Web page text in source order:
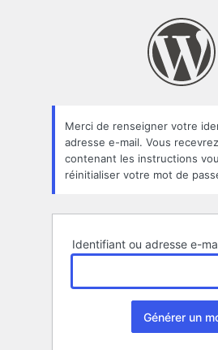
oublié
Merci de renseigner votre
adresse e-mail. Vous
contenant les instructions
réinitialiser votre mot de
Identifiant ou adresse e-